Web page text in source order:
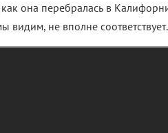
она перебралась в
видим, не вполне соответствует.